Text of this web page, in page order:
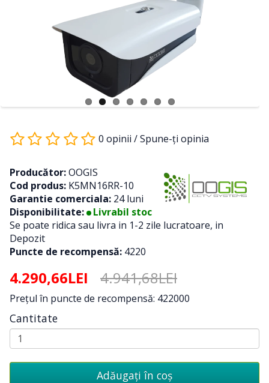
0 opinii /Spune-ţi opinia
Producător:OOGIS
Cod produs: K5MN16RR-10
Garantie comerciala: 24 luni
Disponibilitate:
Livrabil stoc
Se poate ridica sau livra in 1-2 zile lucratoare, in
Depozit
Puncte de recompensă: 4220
4.290,66LEI 4.941,68LEI
Preţul în puncte de recompensă: 422000
Cantitate
Adăugați în coş